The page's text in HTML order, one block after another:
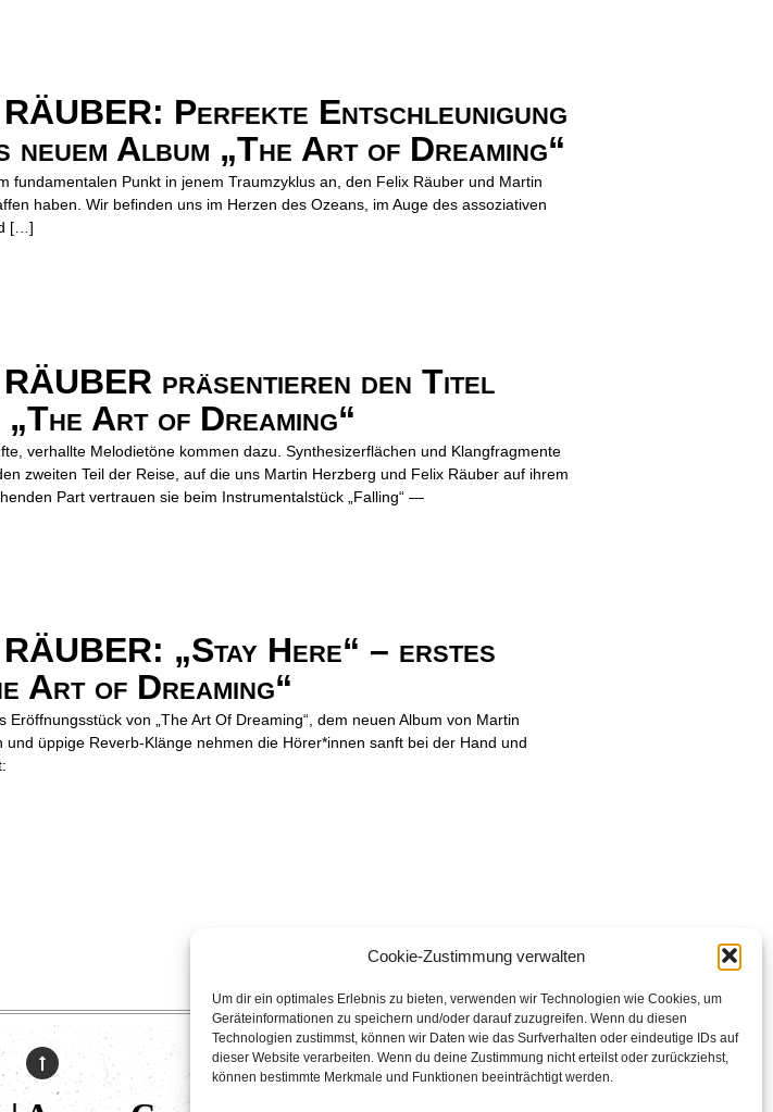
Cookie-Zustimmung verwalten
Um dir ein optimales Erlebnis zu bieten, verwenden wir Technologien wie Cookies, um
Geräteinformationen zu speichern und/oder darauf zuzugreifen. Wenn du diesen
Technologien zustimmst, können wir Daten wie das Surfverhalten oder eindeutige IDs auf
dieser Website verarbeiten. Wenn du deine Zustimmung nicht erteilst oder zurückziehst,
können bestimmte Merkmale und Funktionen beeinträchtigt werden.
Perfekte Entschleunigung
neuem Album „The Art of Dreaming“
fundamentalen Punkt in jenem Traumzyklus an, den Felix Räuber und Martin
haben. Wir befinden uns im Herzen des Ozeans, im Auge des assoziativen
[…]
präsentieren den Titel
„The Art of Dreaming“
verhallte Melodietöne kommen dazu. Synthesizerflächen und Klangfragmente
zweiten Teil der Reise, auf die uns Martin Herzberg und Felix Räuber auf ihrem
Part vertrauen sie beim Instrumentalstück „Falling“ —
„Stay Here“ – erstes
Art of Dreaming“
von „The Art Of Dreaming“, dem neuen Album von Martin
üppige Reverb-Klänge nehmen die Hörer*innen sanft bei der Hand und